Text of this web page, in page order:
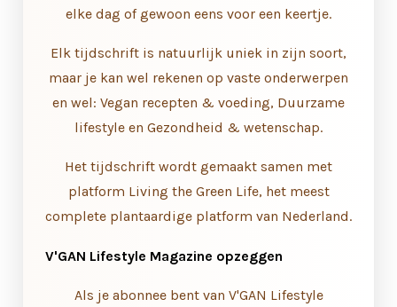
elke dag of gewoon eens voor een keertje.
Elk tijdschrift is natuurlijk uniek in zijn soort,
maar je kan wel rekenen op vaste onderwerpen
en wel: Vegan recepten & voeding, Duurzame
lifestyle en Gezondheid & wetenschap.
Het tijdschrift wordt gemaakt samen met
platform Living the Green Life, het meest
complete plantaardige platform van Nederland.
V'GAN Lifestyle Magazine opzeggen
Als je abonnee bent van V'GAN Lifestyle